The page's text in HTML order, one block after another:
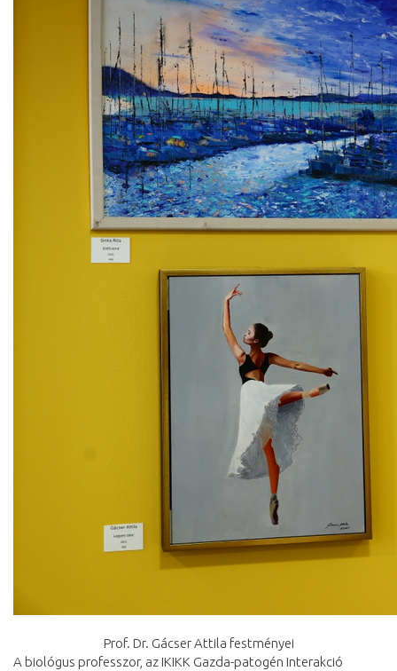
Prof. Dr. Gácser Attila festményei
A biológus professzor, az IKIKK Gazda-patogén Interakció